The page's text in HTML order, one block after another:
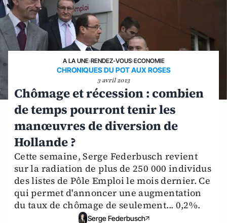
A LA UNE›RENDEZ-VOUS›ECONOMIE
CHRONIQUES DU POT AUX ROSES
3 avril 2013
Chômage et récession : combien
de temps pourront tenir les
manœuvres de diversion de
Hollande ?
Cette semaine, Serge Federbusch revient
sur la radiation de plus de 250 000 individus
des listes de Pôle Emploi le mois dernier. Ce
qui permet d'annoncer une augmentation
du taux de chômage de seulement... 0,2%.
Serge Federbusch